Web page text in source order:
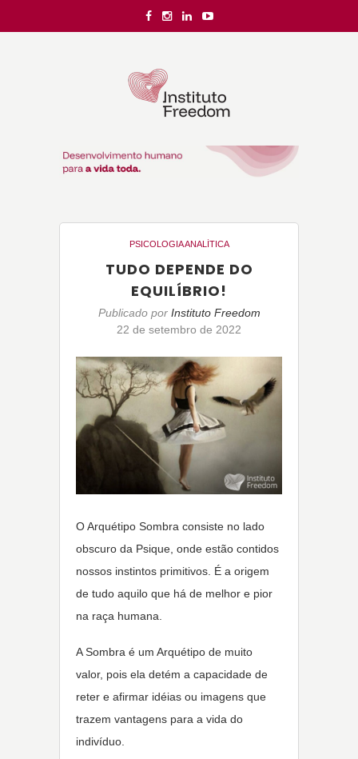
PSICOLOGIA ANALÍTICA
TUDO DEPENDE DO
EQUILÍBRIO!
Publicado por Instituto Freedom
22 de setembro de 2022
O Arquétipo Sombra consiste no lado
obscuro da Psique, onde estão contidos
nossos instintos primitivos. É a origem
de tudo aquilo que há de melhor e pior
na raça humana.
A Sombra é um Arquétipo de muito
valor, pois ela detém a capacidade de
reter e afirmar idéias ou imagens que
trazem vantagens para a vida do
indivíduo.